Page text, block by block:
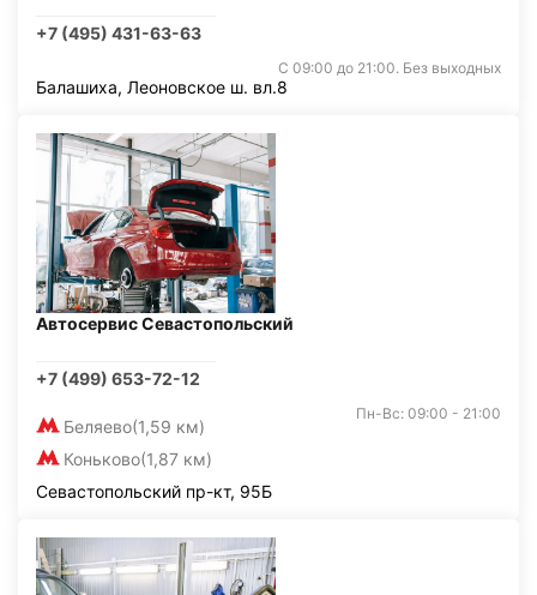
+7 (495) 431-63-63
С 09:00 до 21:00. Без выходных
Балашиха, Леоновское ш. вл.8
Автосервис Севастопольский
+7 (499) 653-72-12
Беляево(1,59 км)
Коньково(1,87 км)
Пн-Вс: 09:00 - 21:00
Севастопольский пр-кт, 95Б